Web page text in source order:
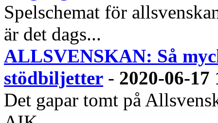
Spelschemat för
är det dags...
ALLSVENSKAN: Så
stödbiljetter - 2020-06-17
Det gapar tomt på